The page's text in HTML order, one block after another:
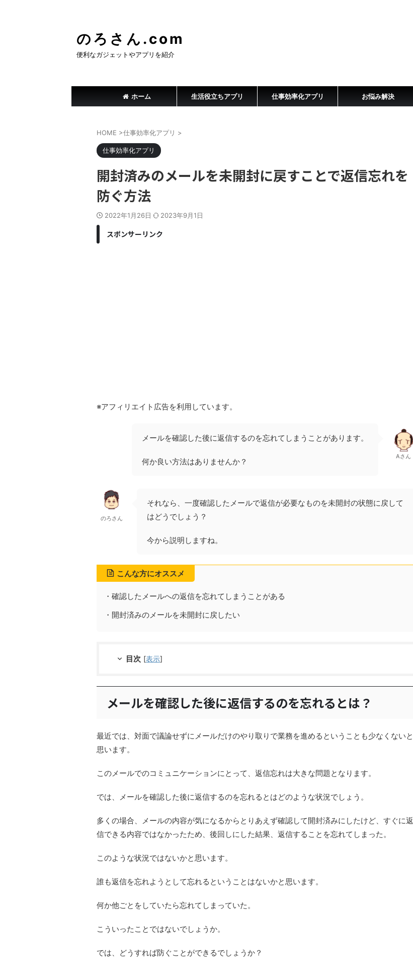
のろさん.com
便利なガジェットやアプリを紹介
ホーム 生活役立ちアプリ 仕事効率化アプリ お悩み解決
HOME >仕事効率化アプリ >
仕事効率化アプリ
開封済みのメールを未開封に戻すことで返信忘れを
防ぐ方法
2022年1月26日 2023年9月1日
スポンサーリンク
※アフィリエイト広告を利用しています。
メールを確認した後に返信するのを忘れてしまうことがあります。
何か良い方法はありませんか？
Aさん
のろさん
それなら、一度確認したメールで返信が必要なものを未開封の状態に戻して
はどうでしょう？
今から説明しますね。
こんな方にオススメ
・確認したメールへの返信を忘れてしまうことがある
・開封済みのメールを未開封に戻したい
目次 [表示]
メールを確認した後に返信するのを忘れるとは？
最近では、対面で議論せずにメールだけのやり取りで業務を進めるということも少なくないと
思います。
このメールでのコミュニケーションにとって、返信忘れは大きな問題となります。
では、メールを確認した後に返信するのを忘れるとはどのような状況でしょう。
多くの場合、メールの内容が気になるからとりあえず確認して開封済みにしたけど、すぐに返
信できる内容ではなかったため、後回しにした結果、返信することを忘れてしまった。
このような状況ではないかと思います。
誰も返信を忘れようとして忘れるということはないかと思います。
何か他ごとをしていたら忘れてしまっていた。
こういったことではないでしょうか。
では、どうすれば防ぐことができるでしょうか？